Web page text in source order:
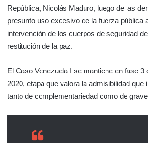
República, Nicolás Maduro, luego de las
presunto uso excesivo de la fuerza pública
intervención de los cuerpos de seguridad
restitución de la paz.
El Caso Venezuela I se mantiene en fase 3
2020, etapa que valora la admisibilidad que
tanto de complementariedad como de